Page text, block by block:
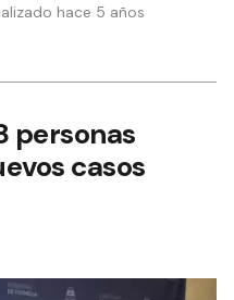
hace 5 años
personas
casos